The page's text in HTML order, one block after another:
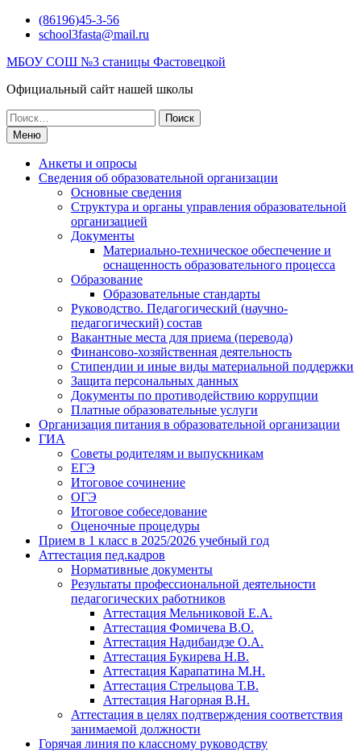
Перейти(86196)45-3-56
school3fasta@mail.ru
МБОУ СОШ №3 станицы Фастовецкой
Официальный сайт нашей школы
Поиск
по:Меню
Анкеты и опросы
Сведения об образовательной организации
Основные сведения
Структура и органы управления образовательной
организацией
Документы
Материально-техническое обеспечение и
оснащенность образовательного процесса
Образование
Образовательные стандарты
Руководство. Педагогический (научно-
педагогический) состав
Вакантные места для приема (перевода)
Финансово-хозяйственная деятельность
Стипендии и иные виды материальной поддержки
Защита персональных данных
Документы по противодействию коррупции
Платные образовательные услуги
Организация питания в образовательной организации
ГИА
Советы родителям и выпускникам
ЕГЭ
Итоговое сочинение
ОГЭ
Итоговое собеседование
Оценочные процедуры
Прием в 1 класс в 2025/2026 учебный год
Аттестация пед.кадров
Нормативные документы
Результаты профессиональной деятельности
педагогических работников
Аттестация Мельниковой Е.А.
Аттестация Фомичева В.О.
Аттестация Надибаидзе О.А.
Аттестация Букирева Н.В.
Аттестация Карапатина М.Н.
Аттестация Стрельцова Т.В.
Аттестация Нагорная В.Н.
Аттестация в целях подтверждения соответствия
занимаемой должности
Горячая линия по классному руководству